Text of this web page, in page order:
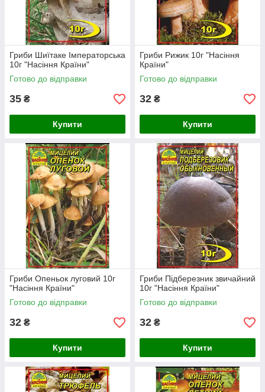
Гриби Шиїтаке Імператорська
10г "Насіння Країни"
Готово до відправки
35 ₴
Купити
Гриби Рижик 10г "Насіння
Країни"
Готово до відправки
32 ₴
Купити
Гриби Опеньок луговий 10г
"Насіння Країни"
Готово до відправки
32 ₴
Купити
Гриби Підберезник звичайний
10г "Насіння Країни"
Готово до відправки
32 ₴
Купити